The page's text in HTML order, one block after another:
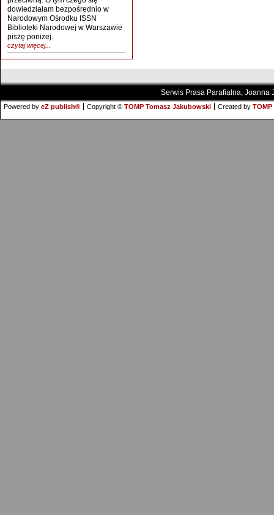
dowiedziałam bezpośrednio w
Narodowym Ośrodku ISSN
Biblioteki Narodowej w Warszawie
piszę poniżej.
czytaj więcej...
Serwis Prasa Parafialna, Joanna
Powered by eZ publish® Copyright © TOMP Tomasz Jakubowski Created by TOMP